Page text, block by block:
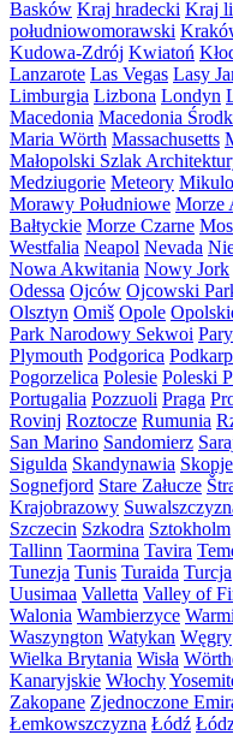
Basków Kraj hradecki Kraj
południowomorawski
Kudowa-Zdrój Kwiatoń
Lanzarote Las Vegas Lasy
Limburgia Lizbona Londyn
Macedonia Macedonia
Maria Wörth Massachusetts
Małopolski Szlak
Medziugorie Meteory
Morawy Południowe Morze
Bałtyckie Morze Czarne
Westfalia Neapol Nevada
Nowa Akwitania Nowy Jork
Odessa Ojców Ojcowski
Olsztyn Omiš Opole
Park Narodowy Sekwoi
Plymouth Podgorica
Pogorzelica Polesie Poleski
Portugalia Pozzuoli Praga
Rovinj Roztocze Rumunia
San Marino Sandomierz
Sigulda Skandynawia Skopje
Sognefjord Stare Załucze
Krajobrazowy
Szczecin Szkodra Sztokholm
Tallinn Taormina Tavira
Tunezja Tunis Turaida Turcja
Uusimaa Valletta Valley of
Walonia Wambierzyce
Waszyngton Watykan Węgry
Wielka Brytania Wisła
Kanaryjskie Włochy
Zakopane Zjednoczone
Łemkowszczyzna Łódź